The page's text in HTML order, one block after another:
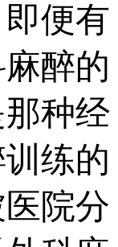
便有
醉的
种经
练的
院分